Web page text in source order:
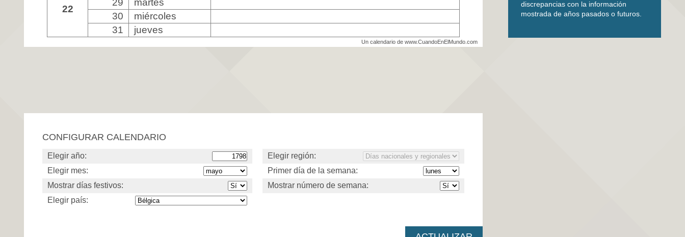
22
30
miércoles
31
jueves
Un calendario de www.CuandoEnElMundo.com
CONFIGURAR CALENDARIO
Elegir año:
Elegir mes:
Mostrar días festivos:
Elegir país:
Elegir región:
Primer día de la semana:
Mostrar número de semana:
discrepancias con la información
mostrada de años pasados o futuros.